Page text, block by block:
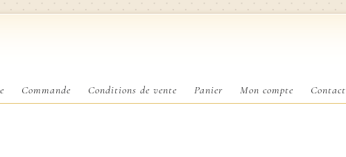
Commande Conditions de vente Panier Mon compte Contact